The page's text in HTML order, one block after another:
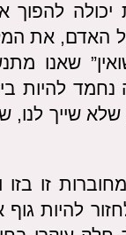
להפוך
של האדם, את
שאנו
להיות
שייך לנו,
זו בזו
להיות